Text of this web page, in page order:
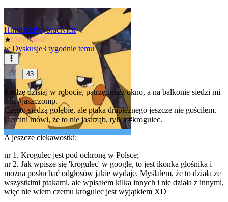
HmmJakiWybracNick
★Osobistość
w Dyskusje3 tygodnie temu
43
Siedzę dzisiaj w robocie, patrzę przez okno, a na balkonie siedzi mi
taki#jaszczomp.
Często siedzą gołębie, ale ptaka drapieżnego jeszcze nie gościłem.
Gemini mówi, że to nie jastrząb, tylko#krogulec.
A jeszcze ciekawostki:
nr 1. Krogulec jest pod ochroną w Polsce;
nr 2. Jak wpisze się 'krogulec' w google, to jest ikonka głośnika i
można posłuchać odgłosów jakie wydaje. Myślałem, że to działa ze
wszystkimi ptakami, ale wpisałem kilka innych i nie działa z innymi,
więc nie wiem czemu krogulec jest wyjątkiem XD